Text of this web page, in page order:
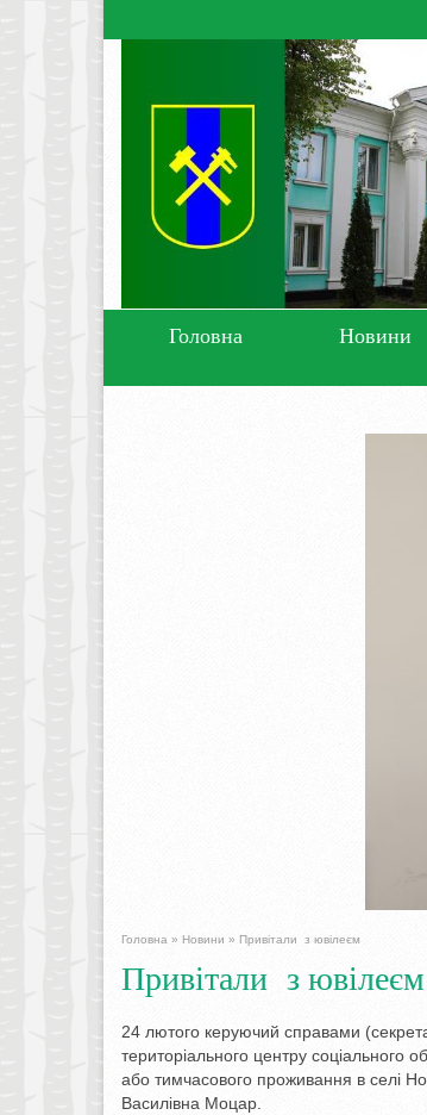
Головна Новини
Головна » Новини » Привітали з ювілеєм
Привітали з ювілеєм
24 лютого керуючий справами
територіального центру соціального
або тимчасового проживання в селі
Василівна Моцар.